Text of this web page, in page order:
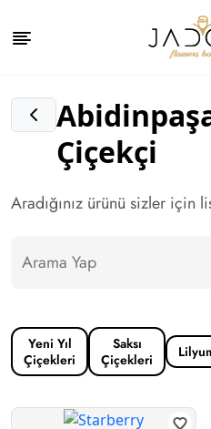
Çiçekçi
Aradığınız ürünü sizler için
Yeni Yıl
Çiçekleri
Saksı
Çiçekleri